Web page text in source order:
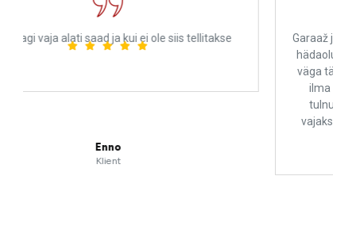
Garaaž ja mehaanika päästsid mind pärast suurt
hädaolukorras. Professionaalne ja inimlik! Olen
väga tänulik, ilma nende teadmisteta oleksin
ilma oma mootorrattata Prantsusmaale tagasi
tulnud. Ma ei sooviks, et keegi nende teenuseid
vajaks, aga rikke korral on see koht, kus Eestis